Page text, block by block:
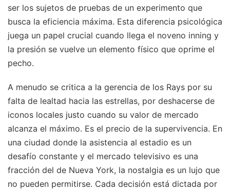
ser los sujetos de pruebas de un experimento que
busca la eficiencia máxima. Esta diferencia psicológica
juega un papel crucial cuando llega el noveno inning y
la presión se vuelve un elemento físico que oprime el
pecho.
A menudo se critica a la gerencia de los Rays por su
falta de lealtad hacia las estrellas, por deshacerse de
iconos locales justo cuando su valor de mercado
alcanza el máximo. Es el precio de la supervivencia. En
una ciudad donde la asistencia al estadio es un
desafío constante y el mercado televisivo es una
fracción del de Nueva York, la nostalgia es un lujo que
no pueden permitirse. Cada decisión está dictada por